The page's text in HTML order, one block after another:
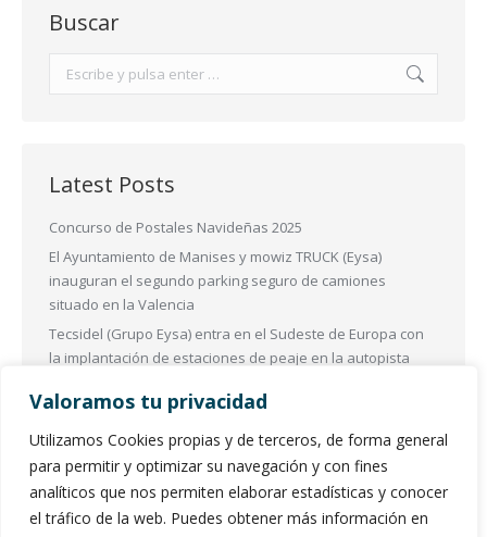
Valoramos tu privacidad
Utilizamos Cookies propias y de terceros, de forma general
para permitir y optimizar su navegación y con fines
analíticos que nos permiten elaborar estadísticas y conocer
el tráfico de la web. Puedes obtener más información en
Buscar
Latest Posts
Concurso de Postales Navideñas 2025
El Ayuntamiento de Manises y mowiz TRUCK (Eysa)
inauguran el segundo parking seguro de camiones
situado en la Valencia
Tecsidel (Grupo Eysa) entra en el Sudeste de Europa con
la implantación de estaciones de peaje en la autopista
Las Zonas de Bajas Emisiones (ZBE) en España se
transformarán para mejorar la sostenibilidad
EL Grupo ESYA participó en Intertraffic Amsterdam 2024